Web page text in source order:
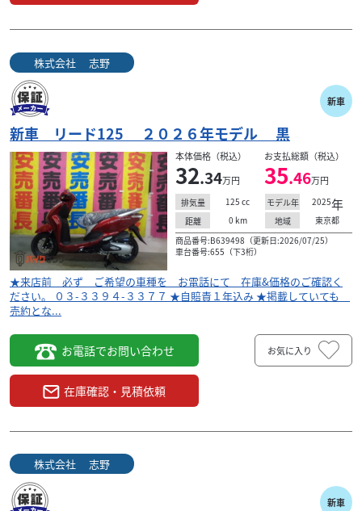
株式会社 志野
新車
新車 リード125 ２０２６年モデル 黒
本体価格（税込）
32.34万円
お支払総額（税込）
35.46万円
排気量 125 cc モデル年 2025年
距離 0 km 地域
東京都
商品番号:B639498（更新日:2026/07/25）
車台番号:655（下3桁）
★来店前 必ず ご希望の車種を お電話にて 在庫&価格のご確認く
ださい。 ０３-３３９４-３３７７ ★自賠責１年込み ★掲載していても
売約とな...
お電話でお問い合わせ
在庫確認・見積依頼
お気に入り
株式会社 志野
新車